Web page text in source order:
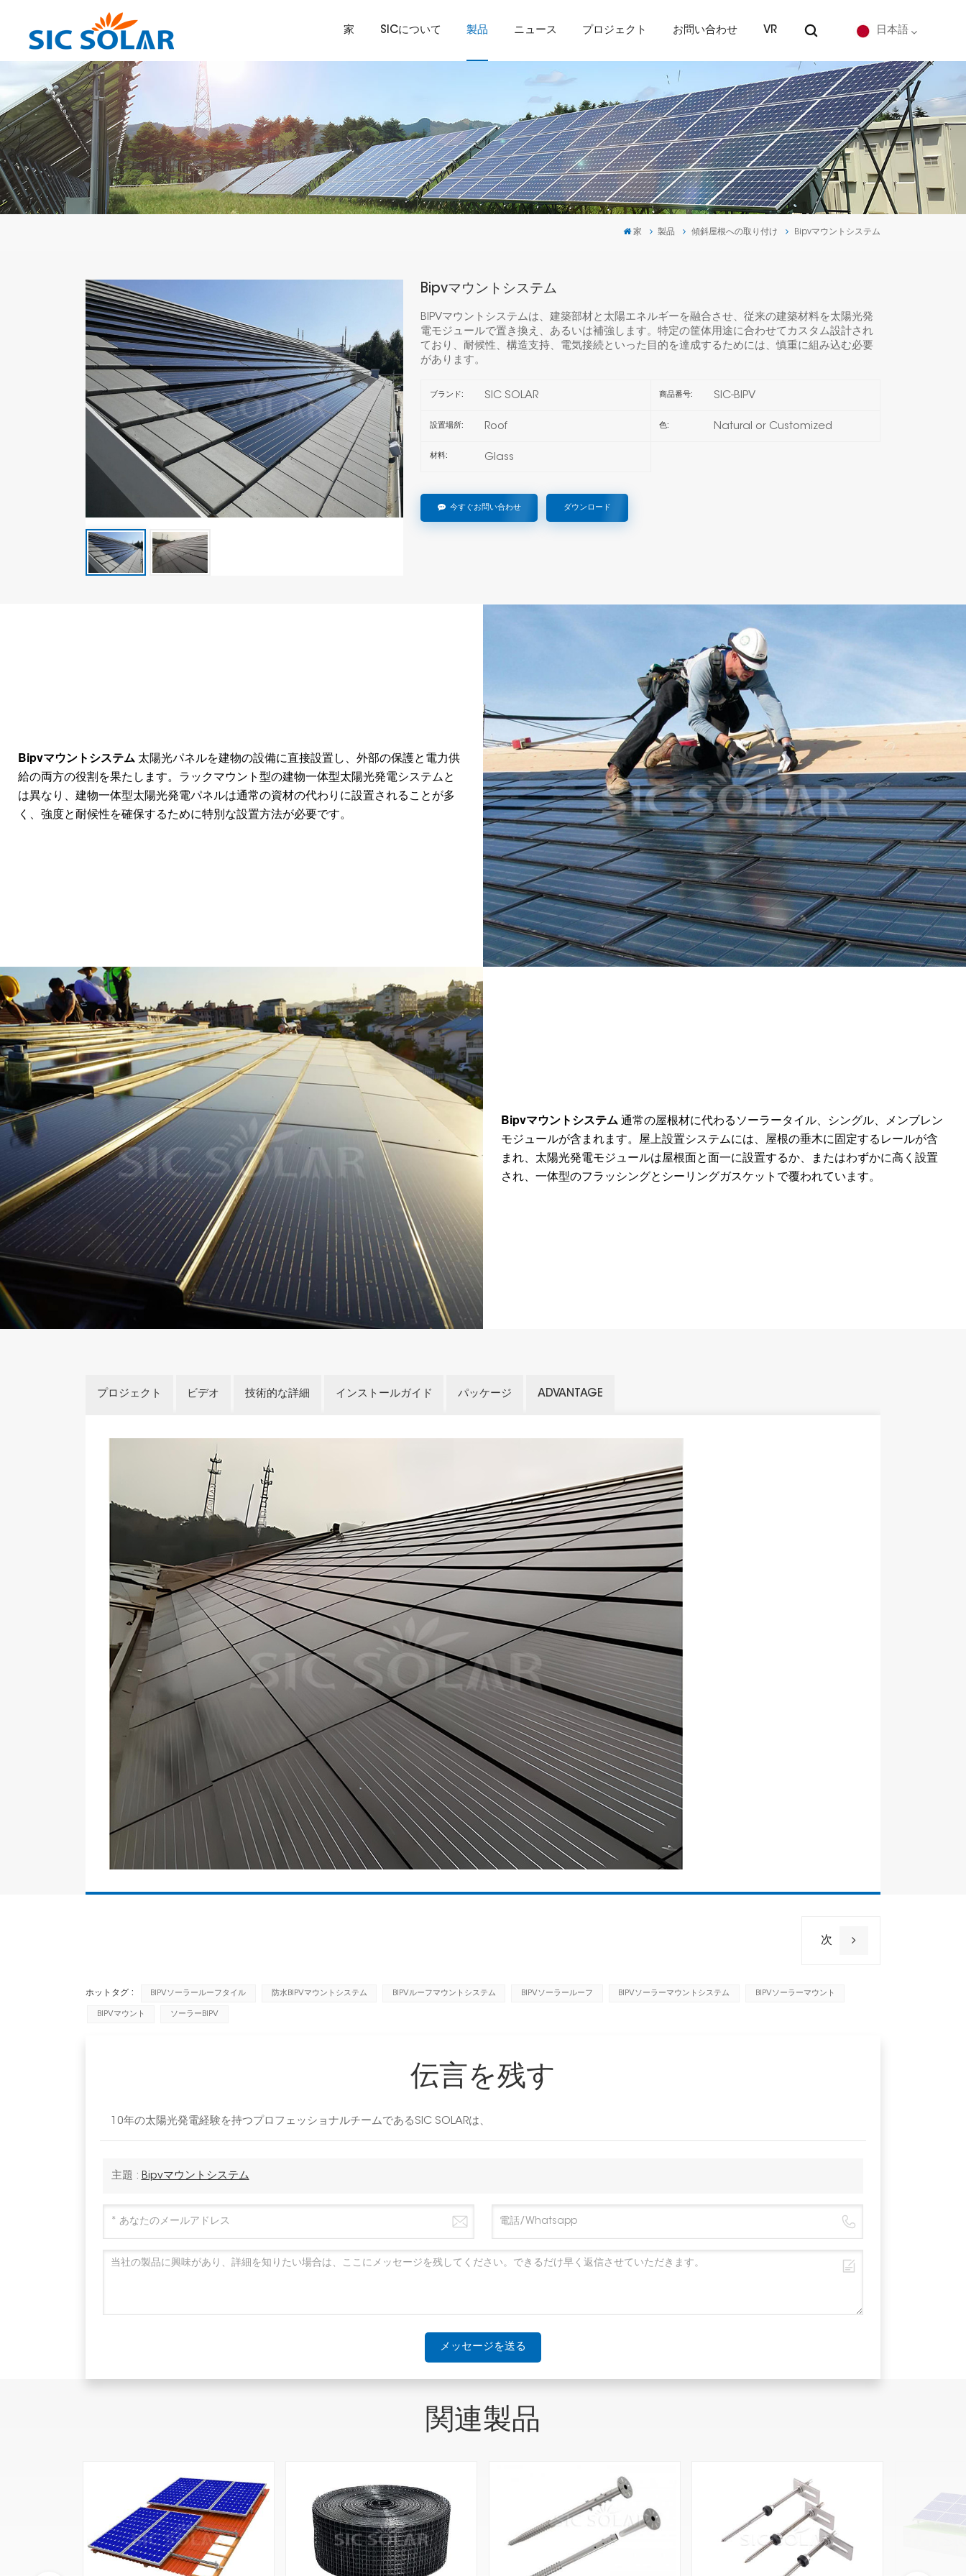
家 SICについて 製品 ニュース プロジェクト お問い合わせ VR 日本語
English
Deutsch
español
português
家 製品 傾斜屋根への取り付け Bipvマウントシステム
Bipvマウントシステム
BIPVマウントシステムは、建築部材と太陽エネルギーを融合させ、従来の建築材料を太陽光発
電モジュールで置き換え、あるいは補強します。特定の筐体用途に合わせてカスタム設計され
ており、耐候性、構造支持、電気接続といった目的を達成するためには、慎重に組み込む必要
があります。
ブランド: SIC SOLAR 商品番号: SIC-BIPV
設置場所: Roof 色: Natural or Customized
材料: Glass
今すぐお問い合わせ ダウンロード
Bipvマウントシステム 太陽光パネルを建物の設備に直接設置し、外部の保護と電力供
給の両方の役割を果たします。ラックマウント型の建物一体型太陽光発電システムと
は異なり、建物一体型太陽光発電パネルは通常の資材の代わりに設置されることが多
く、強度と耐候性を確保するために特別な設置方法が必要です。
Bipvマウントシステム通常の屋根材に代わるソーラータイル、シングル、メンブレン
モジュールが含まれます。屋上設置システムには、屋根の垂木に固定するレールが含
まれ、太陽光発電モジュールは屋根面と面一に設置するか、またはわずかに高く設置
され、一体型のフラッシングとシーリングガスケットで覆われています。
プロジェクト ビデオ 技術的な詳細 インストールガイド パッケージ ADVANTAGE
次
ホットタグ : BIPVソーラールーフタイル 防水BIPVマウントシステム BIPVルーフマウントシステム BIPVソーラールーフ BIPVソーラーマウントシステム BIPVソーラーマウント
BIPVマウント ソーラーBIPV
伝言を残す
10年の太陽光発電経験を持つプロフェッショナルチームであるSIC SOLARは、
主題 : Bipvマウントシステム
メッセージを送る
関連製品